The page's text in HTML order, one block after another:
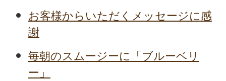
お客様からいただくメッセージに感
謝
毎朝のスムージーに「ブルーベリ
ー」